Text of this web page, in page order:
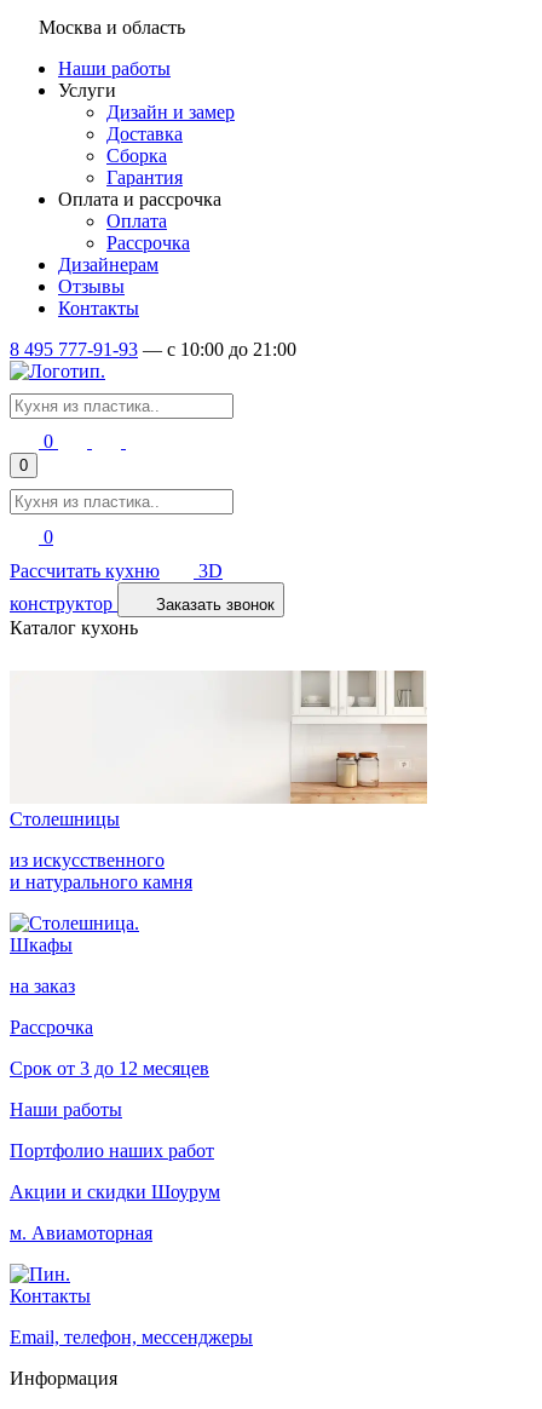
Москва и область
Наши работы
Услуги
Дизайн и замер
Доставка
Сборка
Гарантия
Оплата и рассрочка
Оплата
Рассрочка
Дизайнерам
Отзывы
Контакты
8 495 777-91-93 — c 10:00 до 21:00
0
0
0
Рассчитать кухню
3D
конструктор
Заказать звонок
Каталог кухонь
Столешницы
из искусственного
и натурального камня
Шкафы
на заказ
Рассрочка
Срок от 3 до 12 месяцев
Наши работы
Портфолио наших работ
Акции и скидки Шоурум
м. Авиамоторная
Контакты
Email, телефон, мессенджеры
Информация